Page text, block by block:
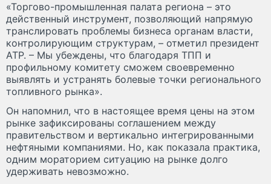
«Торгово-промышленная палата региона – это
действенный инструмент, позволяющий напрямую
транслировать проблемы бизнеса органам власти,
контролирующим структурам, – отметил президент
АТР. – Мы убеждены, что благодаря ТПП и
профильному комитету сможем своевременно
выявлять и устранять болевые точки регионального
топливного рынка».
Он напомнил, что в настоящее время цены на этом
рынке зафиксированы соглашением между
правительством и вертикально интегрированными
нефтяными компаниями. Но, как показала практика,
одним мораторием ситуацию на рынке долго
удерживать невозможно.